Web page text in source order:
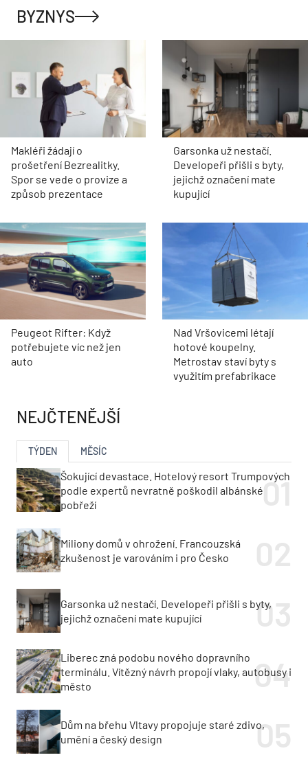
BYZNYS
Makléři žádají o
prošetření Bezrealitky.
Spor se vede o provize a
způsob prezentace
Garsonka už nestačí.
Developeři přišli s byty,
jejichž označení mate
kupující
Peugeot Rifter: Když
potřebujete víc než jen
auto
Nad Vršovicemi létají
hotové koupelny.
Metrostav staví byty s
využitím prefabrikace
NEJČTENĚJŠÍ
TÝDEN MĚSÍC
Šokující devastace. Hotelový resort Trumpových
podle expertů nevratně poškodil albánské
pobřeží
Miliony domů v ohrožení. Francouzská
zkušenost je varováním i pro Česko
Garsonka už nestačí. Developeři přišli s byty,
jejichž označení mate kupující
Liberec zná podobu nového dopravního
terminálu. Vítězný návrh propojí vlaky, autobusy i
město
Dům na břehu Vltavy propojuje staré zdivo,
umění a český design